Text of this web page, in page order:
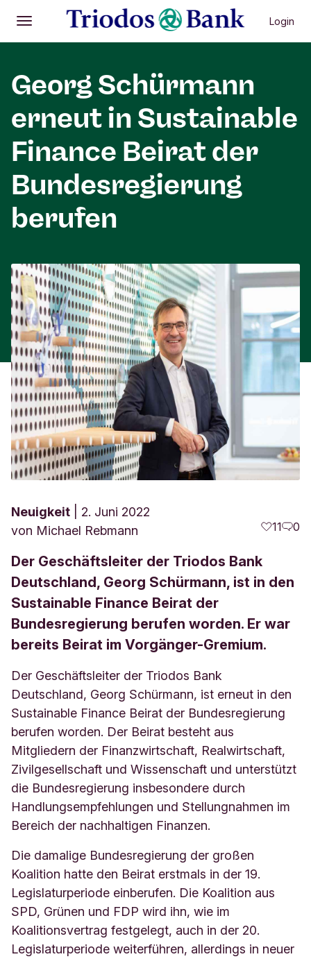
Öffnen
Hauptmenü Login
Georg Schürmann
erneut in Sustainable
Finance Beirat der
Bundesregierung
berufen
Neuigkeit
2. Juni 2022
von Michael Rebmann 11 0
Der Geschäftsleiter der Triodos Bank
Deutschland, Georg Schürmann, ist in den
Sustainable Finance Beirat der
Bundesregierung berufen worden. Er war
bereits Beirat im Vorgänger-Gremium.
Der Geschäftsleiter der Triodos Bank
Deutschland, Georg Schürmann, ist erneut in den
Sustainable Finance Beirat der Bundesregierung
berufen worden. Der Beirat besteht aus
Mitgliedern der Finanzwirtschaft, Realwirtschaft,
Zivilgesellschaft und Wissenschaft und unterstützt
die Bundesregierung insbesondere durch
Handlungsempfehlungen und Stellungnahmen im
Bereich der nachhaltigen Finanzen.
Die damalige Bundesregierung der großen
Koalition hatte den Beirat erstmals in der 19.
Legislaturperiode einberufen. Die Koalition aus
SPD, Grünen und FDP wird ihn, wie im
Koalitionsvertrag festgelegt, auch in der 20.
Legislaturperiode weiterführen, allerdings in neuer